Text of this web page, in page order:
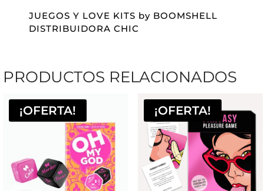
JUEGOS Y LOVE KITS by BOOMSHELL
DISTRIBUIDORA CHIC
PRODUCTOS RELACIONADOS
¡OFERTA! ¡OFERTA!